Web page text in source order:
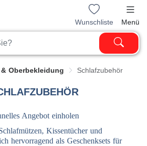
Wunschliste Menü
Oberbekleidung Schlafzubehör
Angebot einholen
Kissentücher und
hervorragend als Geschenksets für